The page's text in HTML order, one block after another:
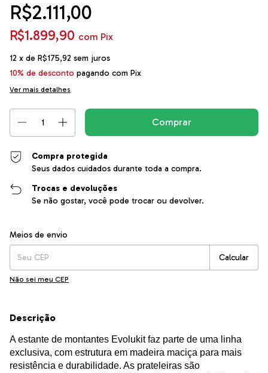
R$2.111,00
R$1.899,90 com Pix
12 x de R$175,92 sem juros
10% de desconto pagando com Pix
Ver mais detalhes
Compra protegida
Seus dados cuidados durante toda a compra.
Trocas e devoluções
Se não gostar, você pode trocar ou devolver.
Entregas para o CEP:
Meios de envio
Calcular
Não sei meu CEP
Descrição
A estante de montantes Evolukit faz parte de uma linha
exclusiva, com estrutura em madeira maciça para mais
resistência e durabilidade. As prateleiras são